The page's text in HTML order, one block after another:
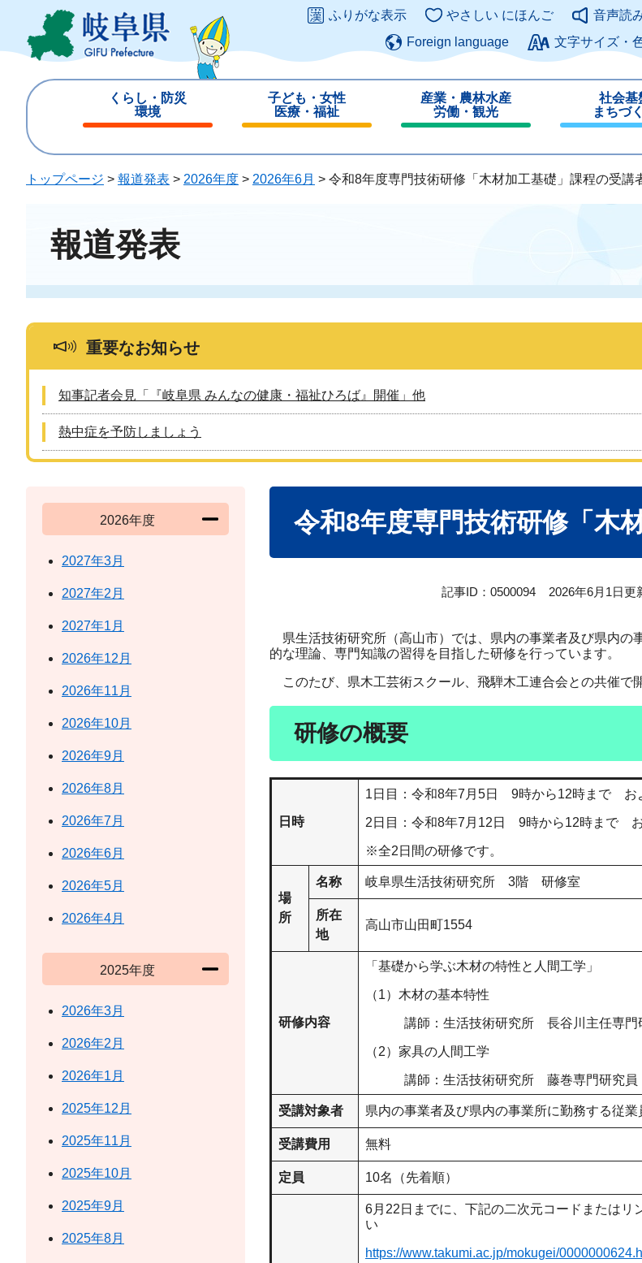
ジ
ュ
このページの本文へ
ふりがな表示 やさしい にほんご
音声読
Foreign language
文字サイズ・
くらし・防災
環境
じ
子ども・女性
医療・福祉
じ
る
産業・農林水産
労働・観光
じ
る
社会基
まちづ
じ
る
トップページ > 報道発表 > 2026年度 > 2026年6月 > 令和8年度専門技術研修「木材加工基礎」課程の受講
報道発表
重要なお知らせ
知事記者会見「『岐阜県 みんなの健康・福祉ひろば』開催」他
熱中症を予防しましょう
令和8年度専門技術研修「木
記事ID：0500094 2026年6月1日更
県生活技術研究所（高山市）では、県内の事業者及び県内の
的な理論、専門知識の習得を目指した研修を行っています。
このたび、県木工芸術スクール、飛騨木工連合会との共催で
研修の概要
日時
1日目：令和8年7月5日 9時から12時まで
2日目：令和8年7月12日 9時から12時まで
※全2日間の研修です。
場
所
名称 岐阜県生活技術研究所 3階 研修室
所在
地
高山市山田町1554
研修内容
「基礎から学ぶ木材の特性と人間工学」
（1）木材の基本特性
講師：生活技術研究所 長谷川主任専門
（2）家具の人間工学
講師：生活技術研究所 藤巻専門研究員
受講対象者 県内の事業者及び県内の事業所に勤務する従業
受講費用 無料
定員 10名（先着順）
6月22日までに、下記の二次元コードまたはリ
い
https://www.takumi.ac.jp/mokugei/
2026年度
2027年3月
2027年2月
2027年1月
2026年12月
2026年11月
2026年10月
2026年9月
2026年8月
2026年7月
2026年6月
2026年5月
2026年4月
2025年度
2026年3月
2026年2月
2026年1月
2025年12月
2025年11月
2025年10月
2025年9月
2025年8月